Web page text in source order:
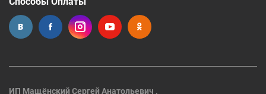
ИП Мащёнский Сергей Анатольевич ,